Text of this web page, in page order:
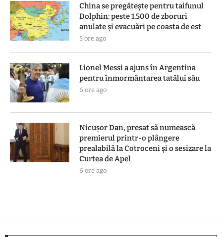
China se pregătește pentru taifunul
Dolphin: peste 1.500 de zboruri
anulate și evacuări pe coasta de est
5 ore ago
Lionel Messi a ajuns în Argentina
pentru înmormântarea tatălui său
6 ore ago
Nicușor Dan, presat să numească
premierul printr-o plângere
prealabilă la Cotroceni și o sesizare la
Curtea de Apel
6 ore ago